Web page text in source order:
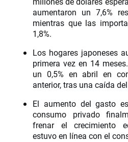
aumentaron un 7,6%
mientras que las
1,8%.
Los hogares japoneses
primera vez en 14
un 0,5% en abril en
anterior, tras una caída
El aumento del gasto
consumo privado
frenar el crecimiento
estuvo en línea con el